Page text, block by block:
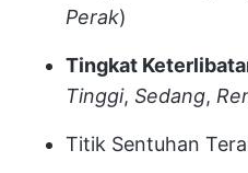
Perak)
Tingkat
Tinggi, Sedang,
Titik Sentuhan